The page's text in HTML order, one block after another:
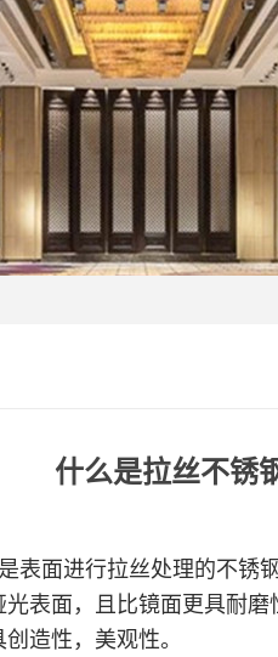
什么是拉丝不锈
表面进行拉丝处理的不锈
表面，且比镜面更具耐
造性，美观性。